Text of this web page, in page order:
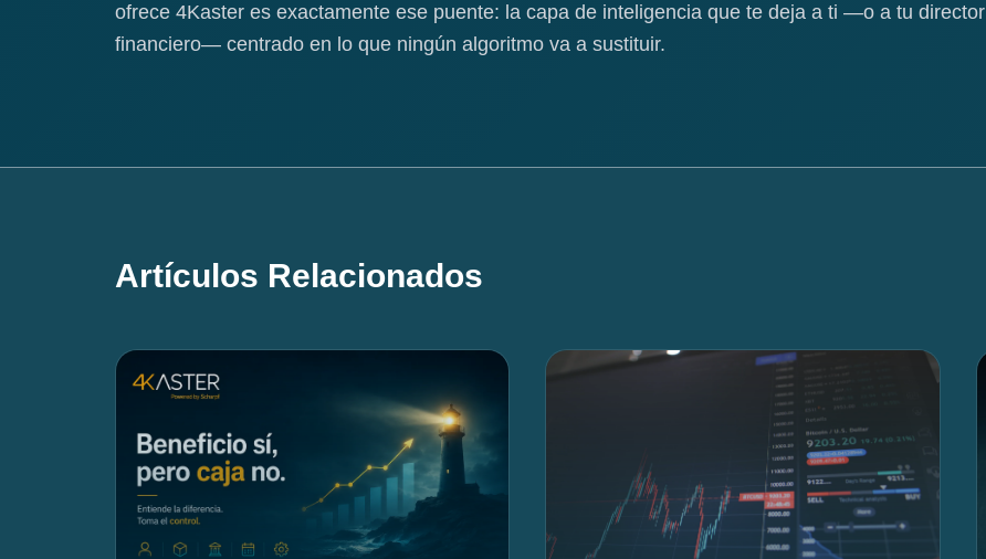
ofrece 4Kaster es exactamente ese puente: la capa de inteligencia que te deja a ti —o a tu director
financiero— centrado en lo que ningún algoritmo va a sustituir.
Artículos Relacionados